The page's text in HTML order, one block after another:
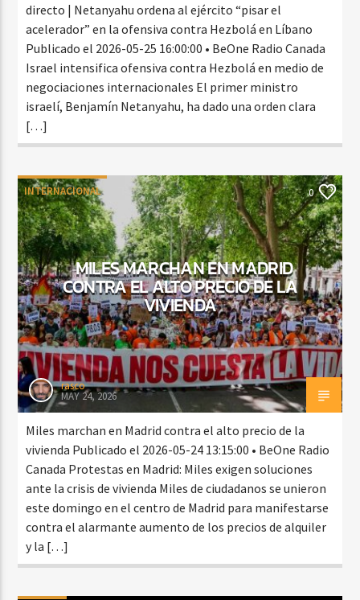
directo | Netanyahu ordena al ejército “pisar el
acelerador” en la ofensiva contra Hezbolá en Líbano
Publicado el 2026-05-25 16:00:00 • BeOne Radio Canada
Israel intensifica ofensiva contra Hezbolá en medio de
negociaciones internacionales El primer ministro
israelí, Benjamín Netanyahu, ha dado una orden clara
[…]
INTERNACIONAL 0
MILES MARCHAN EN MADRID
CONTRA EL ALTO PRECIO DE LA
VIVIENDA
rasco
MAY 24, 2026
Miles marchan en Madrid contra el alto precio de la
vivienda Publicado el 2026-05-24 13:15:00 • BeOne Radio
Canada Protestas en Madrid: Miles exigen soluciones
ante la crisis de vivienda Miles de ciudadanos se unieron
este domingo en el centro de Madrid para manifestarse
contra el alarmante aumento de los precios de alquiler
y la […]